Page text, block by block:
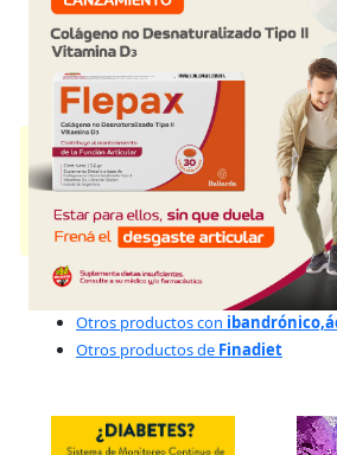
OS$29.433,71
AF$30.306,18
MESELcontiene ibandrónico,ác. y se indica
resorc.osteoclástica
. Es producido porFinadiet
presentaciones disponibles.
Algunas presentaciones cuentan con
Explorar más
Otros productos con
Otros productos de Finadiet